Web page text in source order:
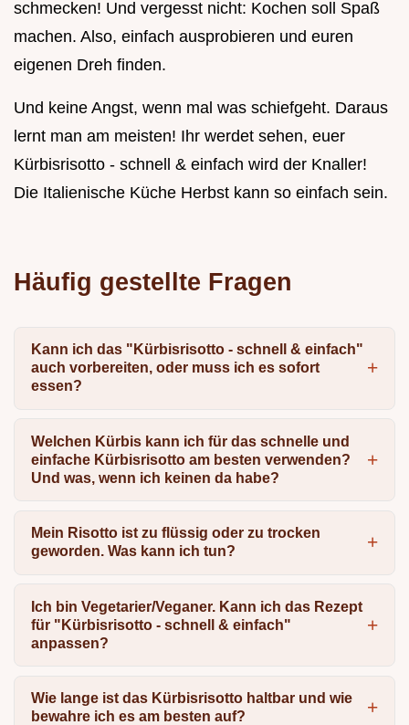
schmecken! Und vergesst nicht: Kochen soll Spaß
machen. Also, einfach ausprobieren und euren
eigenen Dreh finden.
Und keine Angst, wenn mal was schiefgeht. Daraus
lernt man am meisten! Ihr werdet sehen, euer
Kürbisrisotto - schnell & einfach wird der Knaller!
Die Italienische Küche Herbst kann so einfach sein.
Häufig gestellte Fragen
Kann ich das "Kürbisrisotto - schnell & einfach"
auch vorbereiten, oder muss ich es sofort
essen?
Welchen Kürbis kann ich für das schnelle und
einfache Kürbisrisotto am besten verwenden?
Und was, wenn ich keinen da habe?
Mein Risotto ist zu flüssig oder zu trocken
geworden. Was kann ich tun?
Ich bin Vegetarier/Veganer. Kann ich das Rezept
für "Kürbisrisotto - schnell & einfach"
anpassen?
Wie lange ist das Kürbisrisotto haltbar und wie
bewahre ich es am besten auf?